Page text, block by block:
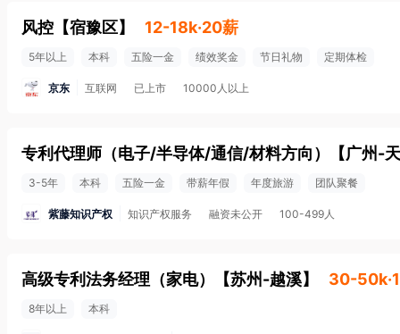
风控 【宿豫区】 12-18k·20薪
5年以上 本科 五险一金 绩效奖金 节日礼物 定期体检
京东 互联网 已上市 10000人以上
专利代理师（电子/半导体/通信/材料方向） 【广州-
3-5年 本科 五险一金 带薪年假 年度旅游 团队聚餐
紫藤知识产权 知识产权服务 融资未公开 100-499人
高级专利法务经理（家电） 【苏州-越溪】 30-
8年以上 本科